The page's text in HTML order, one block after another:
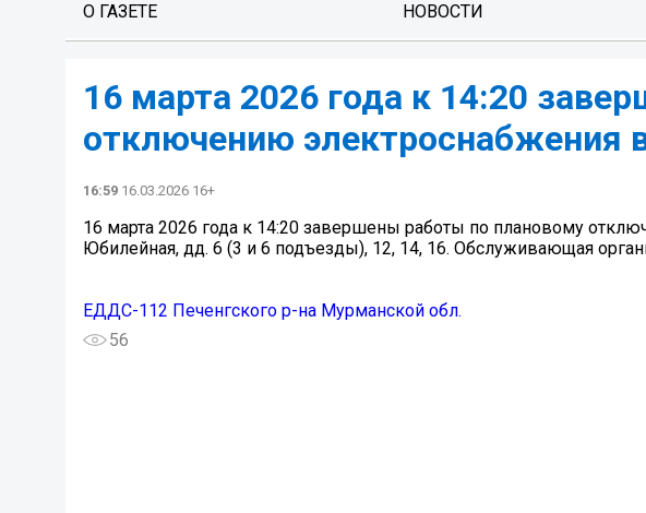
О ГАЗЕТЕ НОВОСТИ
16 марта 2026 года к 14:20
отключению электроснабжения
16:59 16.03.2026 16+
16 марта 2026 года к 14:20 завершены работы по плановому
Юбилейная, дд. 6 (3 и 6 подъезды), 12, 14, 16. Обслуживающая
ЕДДС-112 Печенгского р-на Мурманской обл.
56